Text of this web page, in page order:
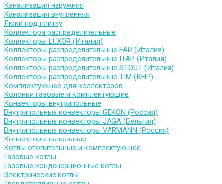
Канализация наружняя
Канализация внутренняя
Люки под плитку
Коллектора распределительные
Коллекторы LUXOR (Италия)
Коллекторы распределительные FAR (Италия)
Коллекторы распределительные ITAP (Италия)
Коллекторы распределительные STOUT (Италия)
Коллекторы распределительные TIM (КНР)
Комплектующее для коллекторов
Колонки газовые и комплектующие
Конвекторы внутрипольные
Внутрипольные конвекторы GEKON (Россия)
Внутрипольные конвекторы JAGA (Бельгия)
Внутрипольные конвекторы VARMANN (Россия)
Конвекторы напольные
Котлы отопительные и комплектующее
Газовые котлы
Газовые конденсационные котлы
Электрические котлы